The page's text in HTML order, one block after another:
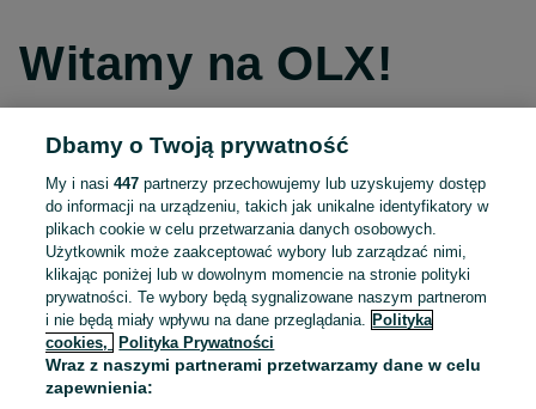
Witamy na OLX!
Kontynuuj przez Facebooka
Kontynuuj przez konto Apple
Kontynuuj przez konto Google
LUB
Dbamy o Twoją prywatność
My i nasi447 partnerzy przechowujemy lub uzyskujemy dostęp
do informacji na urządzeniu, takich jak unikalne identyfikatory w
plikach cookie w celu przetwarzania danych osobowych.
Użytkownik może zaakceptować wybory lub zarządzać nimi,
klikając poniżej lub w dowolnym momencie na stronie polityki
prywatności. Te wybory będą sygnalizowane naszym partnerom
i nie będą miały wpływu na dane przeglądania.
Polityka
cookies,
Polityka Prywatności
Wraz z naszymi partnerami przetwarzamy dane w celu
zapewnienia: